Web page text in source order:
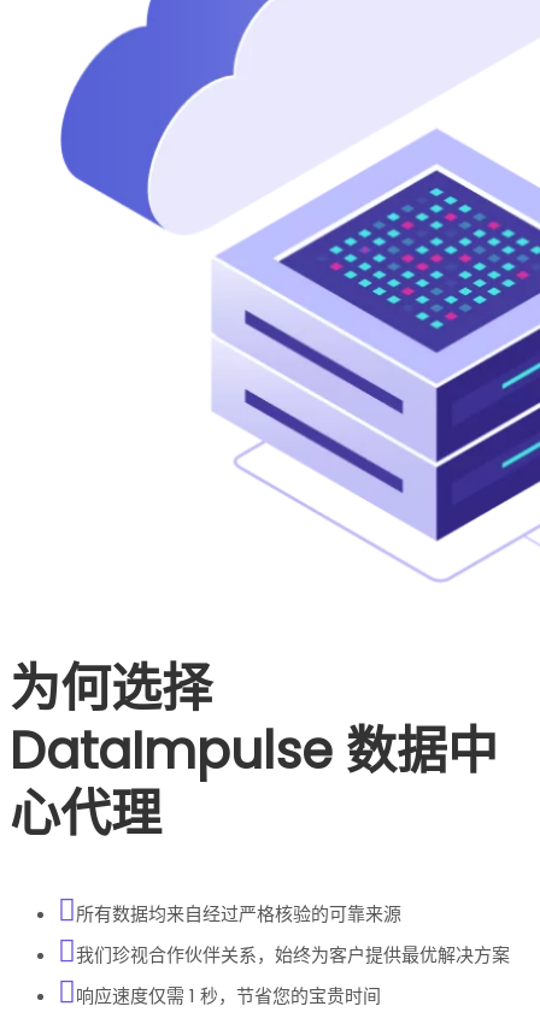
为何选择
DataImpulse 数据中
心代理
所有数据均来自经过严格核验的可靠来源
我们珍视合作伙伴关系，始终为客户提供最优解决方案
响应速度仅需 1 秒，节省您的宝贵时间